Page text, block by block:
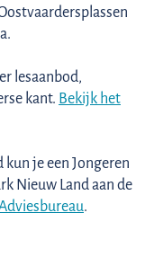
lesaanbod,
kant. Bekijk het
je een Jongeren
Nieuw Land aan de
.